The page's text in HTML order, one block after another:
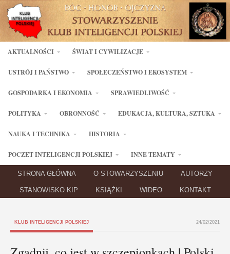
AKTUALNOŚCI ŚWIAT I CYWILIZACJE
USTRÓJ I PAŃSTWO SPOŁECZEŃSTWO I EKOSYSTEM
GOSPODARKA I EKONOMIA SPRAWIEDLIWOŚĆ
POLITYKA OBRONNOŚĆ EDUKACJA, KULTURA, SZTUKA
NAUKA I TECHNIKA HISTORIA
POCZET INTELIGENCJI POLSKIEJ INNE TEMATY
STRONA GŁÓWNA O STOWARZYSZENIU AUTORZY
STANOWISKO KIP KSIĄŻKI WIDEO KONTAKT
KLUB INTELIGENCJI POLSKIEJ 24/02/2021